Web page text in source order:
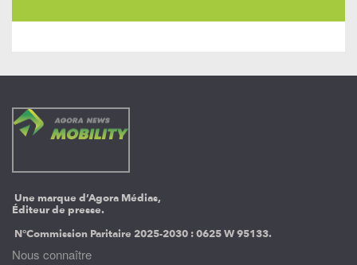
Une marque d’Agora Médias,
Éditeur de presse.
N°Commission Paritaire 2025-2030 :0625 W 95133.
Nous connaître